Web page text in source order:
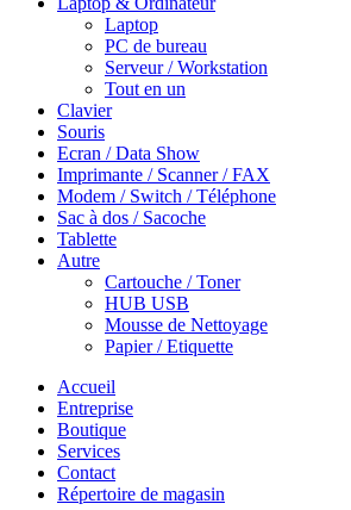
Laptop
PC de bureau
Serveur / Workstation
Tout en un
Clavier
Souris
Ecran / Data Show
Imprimante / Scanner / FAX
Modem / Switch / Téléphone
Sac à dos / Sacoche
Tablette
Autre
Cartouche / Toner
HUB USB
Mousse de Nettoyage
Papier / Etiquette
Accueil
Entreprise
Boutique
Services
Contact
Répertoire de magasin